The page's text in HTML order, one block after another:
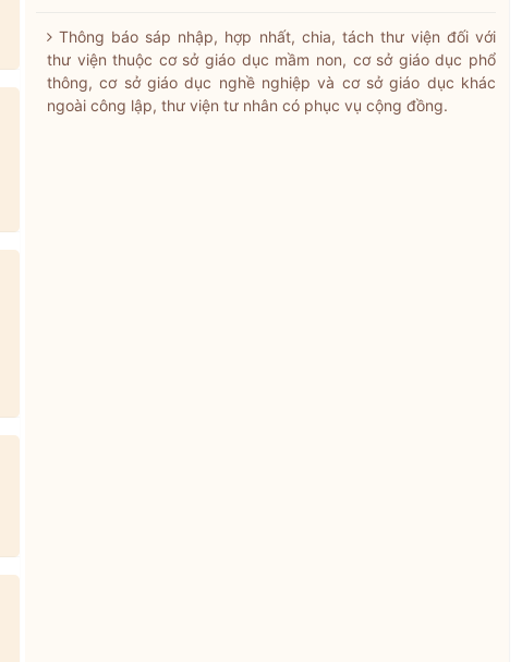
Thông báo sáp nhập, hợp nhất, chia, tách thư viện đối với
thư viện thuộc cơ sở giáo dục mầm non, cơ sở giáo dục phổ
thông, cơ sở giáo dục nghề nghiệp và cơ sở giáo dục khác
ngoài công lập, thư viện tư nhân có phục vụ cộng đồng.